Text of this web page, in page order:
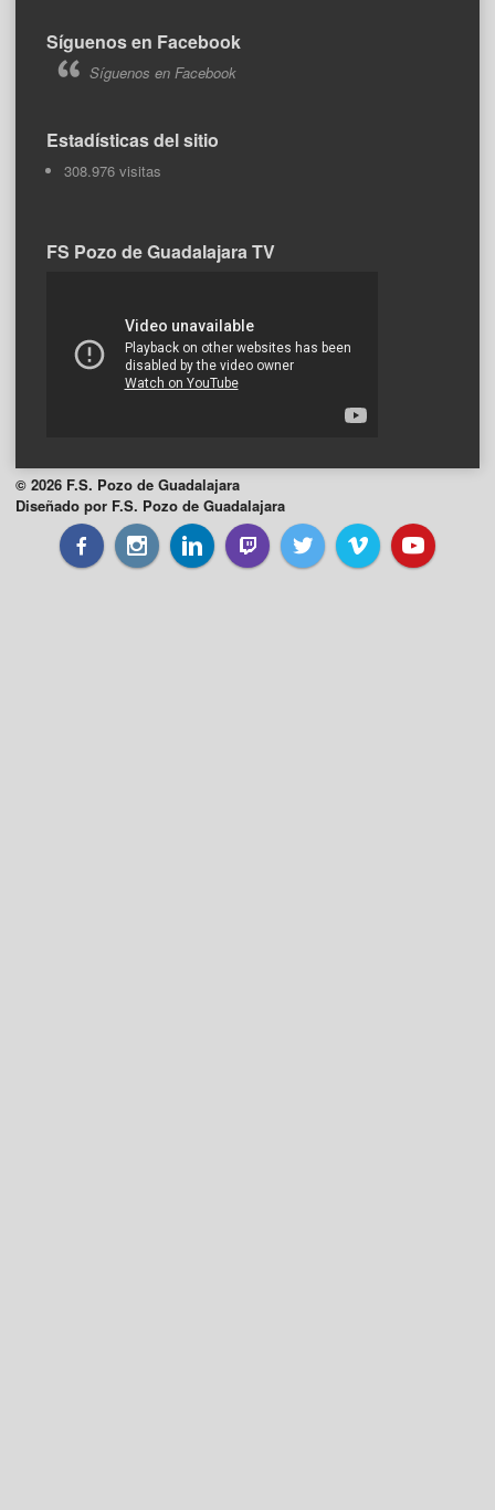
Síguenos en Facebook
Síguenos en Facebook
Estadísticas del sitio
308.976 visitas
FS Pozo de Guadalajara TV
© 2026 F.S. Pozo de Guadalajara
Diseñado por F.S. Pozo de Guadalajara